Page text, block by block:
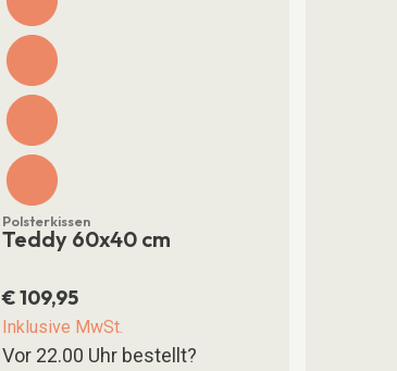
Polsterkissen
Teddy 60x40 cm
€109,95
Inklusive MwSt.
Vor 22.00 Uhr bestellt?